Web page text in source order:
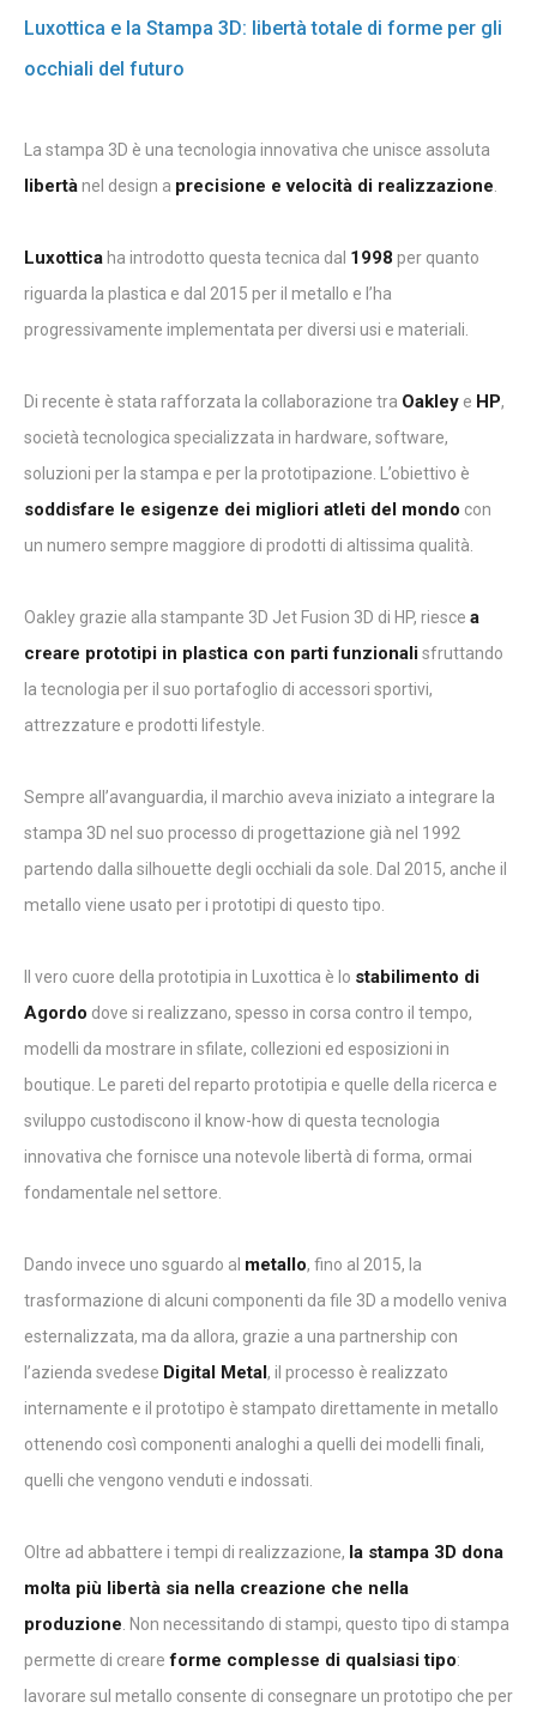
Luxottica e la Stampa 3D: libertà totale di forme per gli
occhiali del futuro
La stampa 3D è una tecnologia innovativa che unisce assoluta
libertànel design a precisione e velocità di realizzazione.
Luxottica ha introdotto questa tecnica dal 1998 per quanto
riguarda la plastica e dal 2015 per il metallo e l’ha
progressivamente implementata per diversi usi e materiali.
Di recente è stata rafforzata la collaborazione tra Oakley e HP,
società tecnologica specializzata in hardware, software,
soluzioni per la stampa e per la prototipazione. L’obiettivo è
soddisfare le esigenze dei migliori atleti del mondo con
un numero sempre maggiore di prodotti di altissima qualità.
Oakley grazie alla stampante 3D Jet Fusion 3D di HP, riesce a
creare prototipi in plastica con parti funzionalisfruttando
la tecnologia per il suo portafoglio di accessori sportivi,
attrezzature e prodotti lifestyle.
Sempre all’avanguardia, il marchio aveva iniziato a integrare la
stampa 3D nel suo processo di progettazione già nel 1992
partendo dalla silhouette degli occhiali da sole. Dal 2015, anche il
metallo viene usato per i prototipi di questo tipo.
Il vero cuore della prototipia in Luxottica è lo stabilimento di
Agordo dove si realizzano, spesso in corsa contro il tempo,
modelli da mostrare in sfilate, collezioni ed esposizioni in
boutique. Le pareti del reparto prototipia e quelle della ricerca e
sviluppo custodiscono il know-how di questa tecnologia
innovativa che fornisce una notevole libertà di forma, ormai
fondamentale nel settore.
Dando invece uno sguardo al metallo, fino al 2015, la
trasformazione di alcuni componenti da file 3D a modello veniva
esternalizzata, ma da allora, grazie a una partnership con
l’azienda svedese Digital Metal , il processo è realizzato
internamente e il prototipo è stampato direttamente in metallo
ottenendo così componenti analoghi a quelli dei modelli finali,
quelli che vengono venduti e indossati.
Oltre ad abbattere i tempi di realizzazione, la stampa 3D dona
molta più libertà sia nella creazione che nella
produzione. Non necessitando di stampi, questo tipo di stampa
permette di creare forme complesse di qualsiasi tipo:
lavorare sul metallo consente di consegnare un prototipo che per